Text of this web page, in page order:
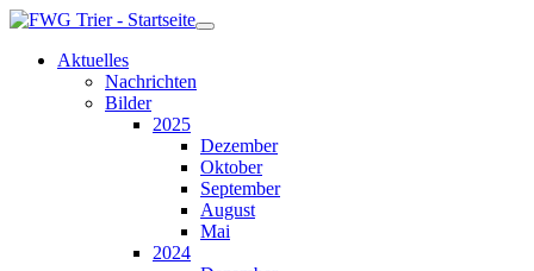
Aktuelles
Nachrichten
Bilder
2025
Dezember
Oktober
September
August
Mai
2024